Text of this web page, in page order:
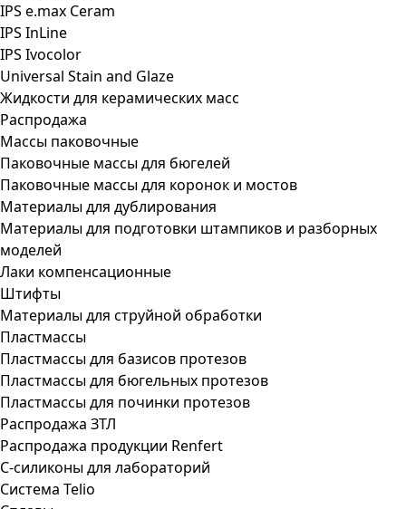
IPS e.max Ceram
IPS InLine
IPS Ivocolor
Universal Stain and Glaze
Жидкости для керамических масс
Распродажа
Массы паковочные
Паковочные массы для бюгелей
Паковочные массы для коронок и мостов
Материалы для дублирования
Материалы для подготовки штампиков и разборных
моделей
Лаки компенсационные
Штифты
Материалы для струйной обработки
Пластмассы
Пластмассы для базисов протезов
Пластмассы для бюгельных протезов
Пластмассы для починки протезов
Распродажа ЗТЛ
Распродажа продукции Renfert
С-силиконы для лабораторий
Система Telio